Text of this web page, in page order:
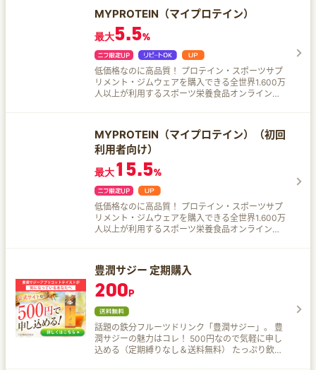
足 国産製造、人工甘味料・合成着色料・保存料不
使用 場所を選ばず景観を壊さない落ち着いたパッ
ケージデザイン
MYPROTEIN（マイプロテイン）
最大5.5%
低価格なのに高品質！ プロテイン・スポーツサプ
リメント・ジムウェアを購入できる全世界1.600万
人以上が利用するスポーツ栄養食品オンラインシ
日お安く簡単通販。
MYPROTEIN（マイプロテイン）（初回
利用者向け）
最大15.5%
低価格なのに高品質！ プロテイン・スポーツサプ
リメント・ジムウェアを購入できる全世界1.600万
人以上が利用するスポーツ栄養食品オンラインシ
日お安く簡単通販。
豊潤サジー 定期購入
200P
話題の鉄分フルーツドリンク「豊潤サジー」。 豊
潤サジーの魅力はコレ！ 500円なので気軽に申し
込める（定期縛りなし＆送料無料） たっぷり飲め